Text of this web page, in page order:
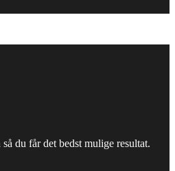
du får det bedst mulige resultat.